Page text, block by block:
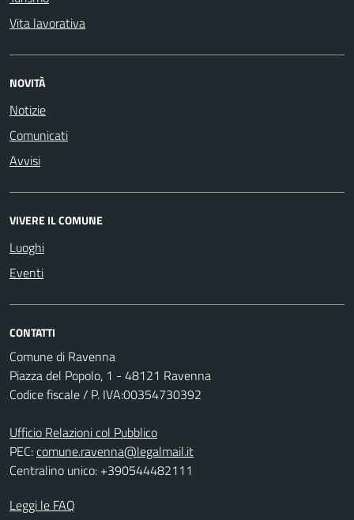
Vita lavorativa
NOVITÀ
Notizie
Comunicati
Avvisi
VIVERE IL COMUNE
Luoghi
Eventi
CONTATTI
Comune di Ravenna
Piazza del Popolo, 1 - 48121 Ravenna
Codice fiscale / P. IVA:00354730392
Ufficio Relazioni col Pubblico
PEC:comune.ravenna@legalmail.it
Centralino unico: +390544482111
Leggi le FAQ